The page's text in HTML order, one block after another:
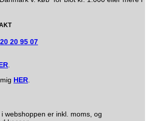
20 20 95 07
HER
webshoppen er inkl. moms, og